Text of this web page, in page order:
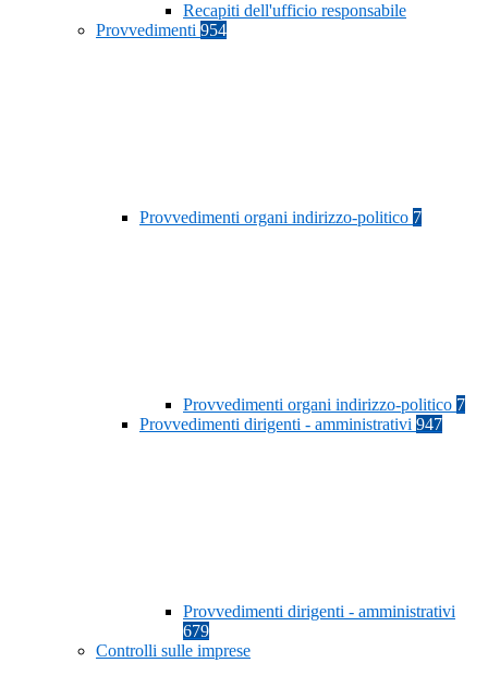
Recapiti dell'ufficio responsabile
Provvedimenti 954
Provvedimenti organi indirizzo-politico 7
Provvedimenti organi indirizzo-politico 7
Provvedimenti dirigenti - amministrativi 947
Provvedimenti dirigenti - amministrativi
679
Controlli sulle imprese